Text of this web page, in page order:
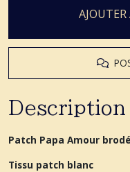
Description
Patch Papa Amour
Tissu patch blanc